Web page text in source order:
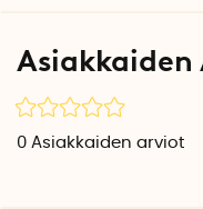
optimaalisesti kaikissa
2:lla on lisäksi älykäs
akunkeston ilman
0 Asiakkaiden arviot